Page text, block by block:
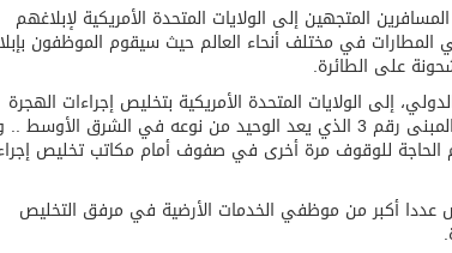
المتجهين إلى الولايات المتحدة الأمريكية لإبلاغهم
في مختلف أنحاء العالم حيث سيقوم الموظفون
على الطائرة.
إلى الولايات المتحدة الأمريكية بتخليص إجراءات الهجرة
والحدود عبر مرفق الجمارك وحماية الحدود الأمريكية الموجود في المبنى رقم 3 الذي يعد الوحيد من نوعه في الشرق
الحاجة للوقوف مرة أخرى في صفوف أمام مكاتب تخليص
عددا أكبر من موظفي الخدمات الأرضية في مرفق التخليص